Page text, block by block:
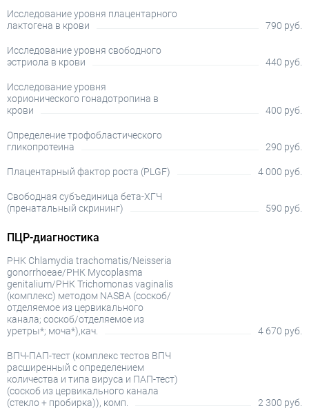
Исследование уровня плацентарного
лактогена в крови
790 руб.
Исследование уровня свободного
эстриола в крови
440 руб.
Исследование уровня
хорионического гонадотропина в
крови
400 руб.
Определение трофобластического
гликопротеина
290 руб.
Плацентарный фактор роста (PLGF) 4 000 руб.
Свободная субъединица бета-ХГЧ
(пренатальный скрининг)
590 руб.
ПЦР-диагностика
PHK Chlamydia trachomatis/Neisseria
gonorrhoeae/РНК Mycoplasma
genitalium/РНК Trichomonas vaginalis
(комплекс) методом NASBA (соскоб/
отделяемое из цервикального
канала; соскоб/отделяемое из
уретры*; моча*),кач.
4 670 руб.
ВПЧ-ПАП-тест (комплекс тестов ВПЧ
расширенный с определением
количества и типа вируса и ПАП-тест)
(соскоб из цервикального канала
(стекло + пробирка)), комп.
2 300 руб.